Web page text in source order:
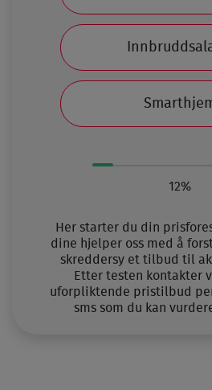
12%
Her starter du din
dine hjelper oss med å
skreddersy et tilbud til
Etter testen kontakter
uforpliktende pristilbud
sms som du kan